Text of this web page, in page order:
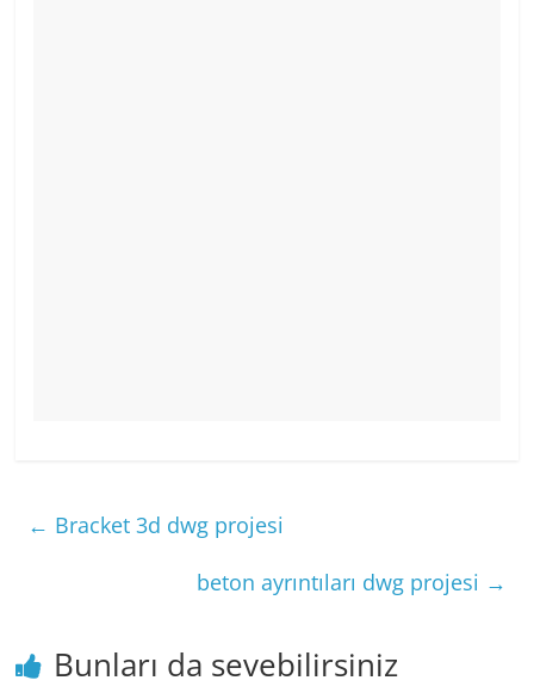
← Bracket 3d dwg projesi
beton ayrıntıları dwg projesi →
Bunları da sevebilirsiniz